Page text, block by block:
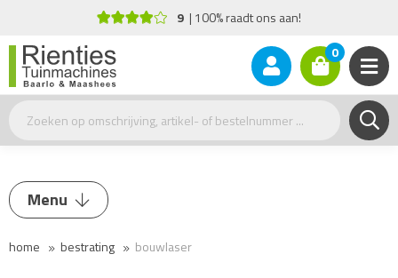
9
100% raadt ons aan!
0
Menu
Trilplaat / Stamper
home bestrating bouwlaser